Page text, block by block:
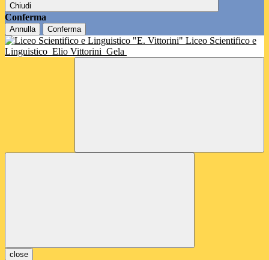
Chiudi
Conferma
Annulla Conferma
Liceo Scientifico e
Linguistico Elio Vittorini Gela
close